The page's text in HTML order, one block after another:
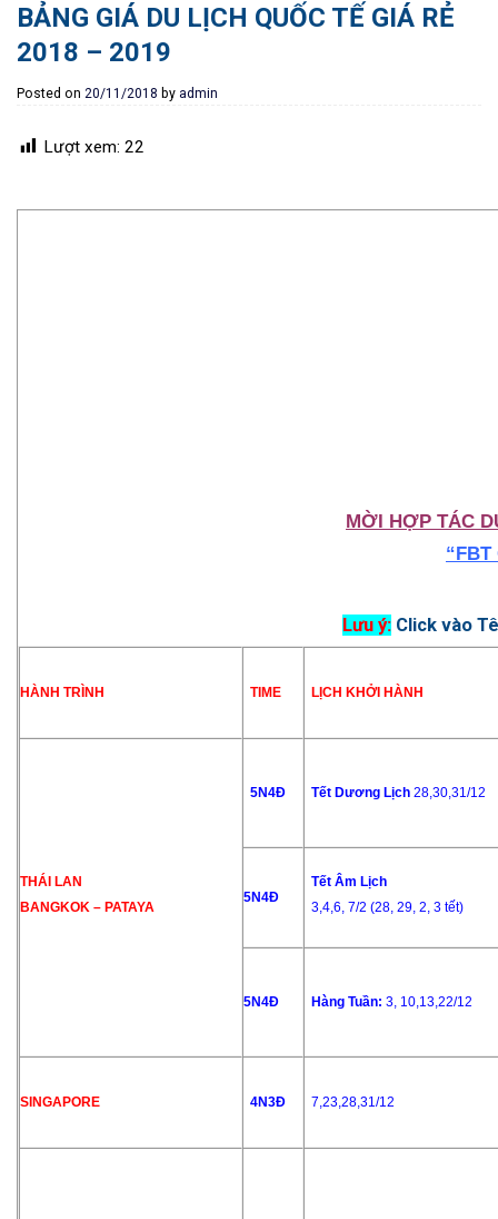
BẢNG GIÁ DU LỊCH QUỐC TẾ GIÁ RẺ
2018 – 2019
Posted on 20/11/2018 by admin
Lượt xem: 22
MỜI HỢP TÁC
“FBT
Lưu ý: Click vào
HÀNH TRÌNH TIME LỊCH KHỞI HÀNH
THÁI LAN
BANGKOK – PATAYA
5N4Đ Tết Dương Lịch28,30,31/12
5N4Đ
Tết Âm Lịch
3,4,6, 7/2 (28, 29, 2, 3 tết)
5N4Đ Hàng Tuần:3, 10,13,22/12
SINGAPORE 4N3Đ 7,23,28,31/12